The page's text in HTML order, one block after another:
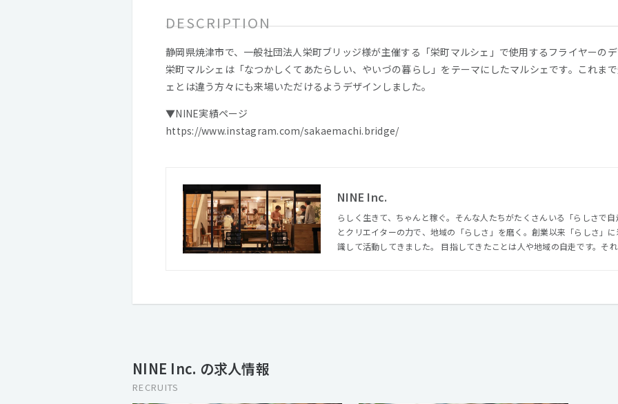
DESCRIPTION
静岡県焼津市で、一般社団法人栄町ブリッジ様が主催する「栄町マルシェ」で使用するフライヤーのデ
栄町マルシェは「なつかしくてあたらしい、やいづの暮らし」をテーマにしたマルシェです。これま
ェとは違う方々にも来場いただけるようデザインしました。
▼NINE実績ページ
https://www.instagram.com/sakaemachi.bridge/
NINE Inc.
らしく生きて、ちゃんと稼ぐ。そんな人たちがたくさんいる「らしさで自走する
とクリエイターの力で、地域の「らしさ」を磨く。創業以来「らしさ」
識して活動してきました。 目指してきたことは人や地域の自走です。それには、らしさをお金に換えると
NINE Inc. の求人情報
RECRUITS